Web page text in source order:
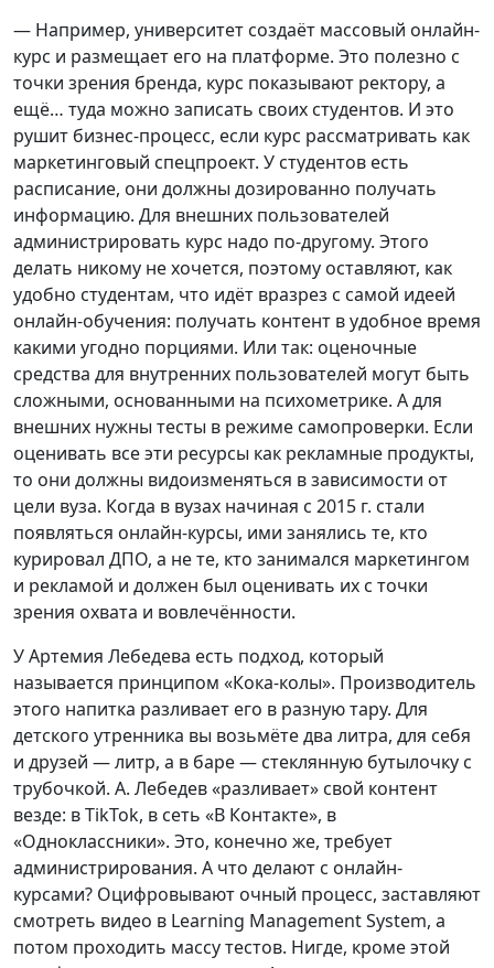
— Например, университет создаёт массовый онлайн-
курс и размещает его на платформе. Это полезно с
точки зрения бренда, курс показывают ректору, а
ещё… туда можно записать своих студентов. И это
рушит бизнес-процесс, если курс рассматривать как
маркетинговый спецпроект. У студентов есть
расписание, они должны дозированно получать
информацию. Для внешних пользователей
администрировать курс надо по-другому. Этого
делать никому не хочется, поэтому оставляют, как
удобно студентам, что идёт вразрез с самой идеей
онлайн-обучения: получать контент в удобное время
какими угодно порциями. Или так: оценочные
средства для внутренних пользователей могут быть
сложными, основанными на психометрике. А для
внешних нужны тесты в режиме самопроверки. Если
оценивать все эти ресурсы как рекламные продукты,
то они должны видоизменяться в зависимости от
цели вуза. Когда в вузах начиная с 2015 г. стали
появляться онлайн-курсы, ими занялись те, кто
курировал ДПО, а не те, кто занимался маркетингом
и рекламой и должен был оценивать их с точки
зрения охвата и вовлечённости.
У Артемия Лебедева есть подход, который
называется принципом «Кока-колы». Производитель
этого напитка разливает его в разную тару. Для
детского утренника вы возьмёте два литра, для себя
и друзей — литр, а в баре — стеклянную бутылочку с
трубочкой. А. Лебедев «разливает» свой контент
везде: в TikTok, в сеть «В Контакте», в
«Одноклассники». Это, конечно же, требует
администрирования. А что делают с онлайн-
курсами? Оцифровывают очный процесс, заставляют
смотреть видео в Learning Management System, а
потом проходить массу тестов. Нигде, кроме этой